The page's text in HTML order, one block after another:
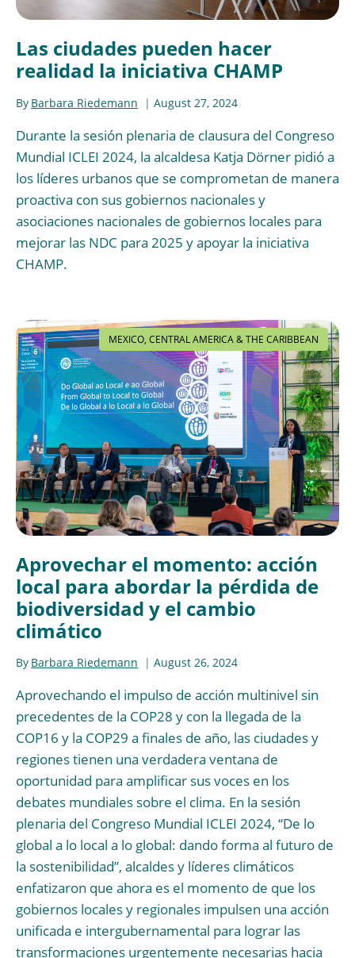
Las ciudades pueden hacer
realidad la iniciativa CHAMP
By Barbara Riedemann August 27, 2024
Durante la sesión plenaria de clausura del Congreso
Mundial ICLEI 2024, la alcaldesa Katja Dörner pidió a
los líderes urbanos que se comprometan de manera
proactiva con sus gobiernos nacionales y
asociaciones nacionales de gobiernos locales para
mejorar las NDC para 2025 y apoyar la iniciativa
CHAMP.
MEXICO, CENTRAL AMERICA & THE CARIBBEAN
Aprovechar el momento: acción
local para abordar la pérdida de
biodiversidad y el cambio
climático
By Barbara Riedemann August 26, 2024
Aprovechando el impulso de acción multinivel sin
precedentes de la COP28 y con la llegada de la
COP16 y la COP29 a finales de año, las ciudades y
regiones tienen una verdadera ventana de
oportunidad para amplificar sus voces en los
debates mundiales sobre el clima. En la sesión
plenaria del Congreso Mundial ICLEI 2024, “De lo
global a lo local a lo global: dando forma al futuro de
la sostenibilidad”, alcaldes y líderes climáticos
enfatizaron que ahora es el momento de que los
gobiernos locales y regionales impulsen una acción
unificada e intergubernamental para lograr las
transformaciones urgentemente necesarias hacia